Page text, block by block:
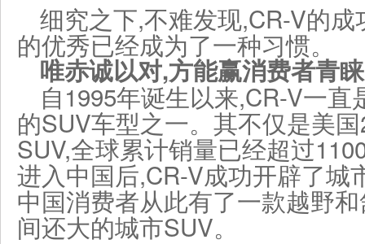
细究之下,不难发现,CR-V的
的优秀已经成为了一种习惯。
唯赤诚以对,方能赢消费者青睐
自1995年诞生以来,CR-V一
的SUV车型之一。其不仅是美
SUV,全球累计销量已经超过
进入中国后,CR-V成功开辟了城
中国消费者从此有了一款越野
间还大的城市SUV。